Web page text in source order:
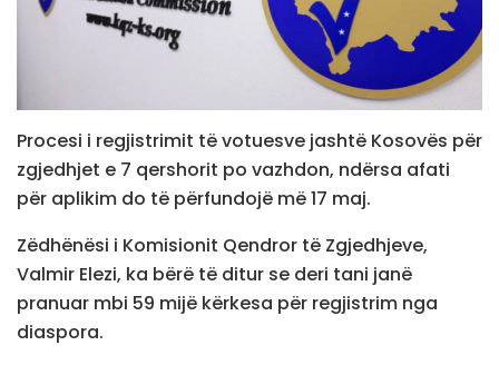
Procesi i regjistrimit të votuesve jashtë Kosovës për
zgjedhjet e 7 qershorit po vazhdon, ndërsa afati
për aplikim do të përfundojë më 17 maj.
Zëdhënësi i Komisionit Qendror të Zgjedhjeve,
Valmir Elezi, ka bërë të ditur se deri tani janë
pranuar mbi 59 mijë kërkesa për regjistrim nga
diaspora.